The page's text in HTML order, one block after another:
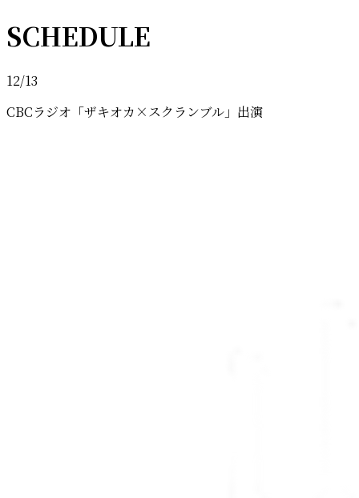
SCHEDULE
12/13
CBCラジオ「ザキオカ×スクランブル」出演